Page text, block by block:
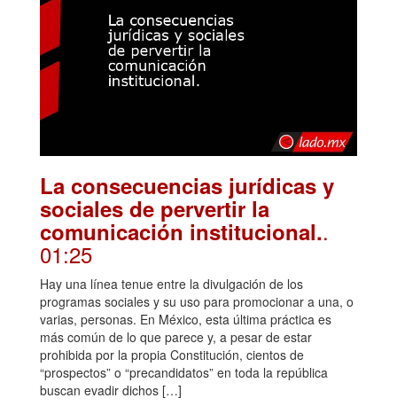
La consecuencias jurídicas y
sociales de pervertir la
comunicación institucional..
01:25
Hay una línea tenue entre la divulgación de los
programas sociales y su uso para promocionar a una, o
varias, personas. En México, esta última práctica es
más común de lo que parece y, a pesar de estar
prohibida por la propia Constitución, cientos de
“prospectos” o “precandidatos” en toda la república
buscan evadir dichos […]